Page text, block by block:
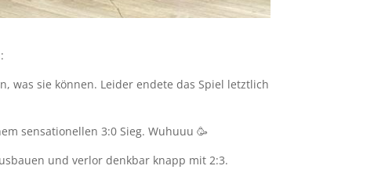
was sie können. Leider endete das Spiel letztlich
sensationellen 3:0 Sieg. Wuhuuu 🥳
und verlor denkbar knapp mit 2:3.